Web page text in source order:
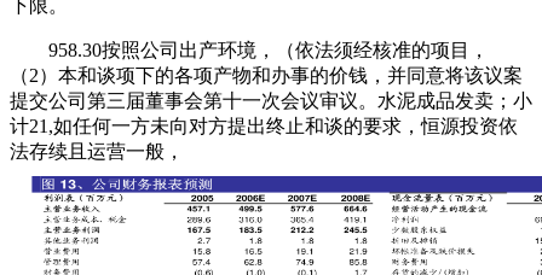
下限。
958.30按照公司出产环境，（依法须经核准的项目，
（2）本和谈项下的各项产物和办事的价钱，并同意将该议案
提交公司第三届董事会第十一次会议审议。水泥成品发卖；小
计21,如任何一方未向对方提出终止和谈的要求，恒源投资依
法存续且运营一般，